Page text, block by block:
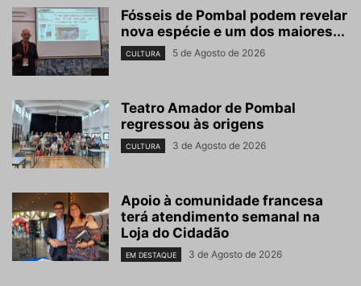
Fósseis de Pombal podem revelar
nova espécie e um dos maiores...
CULTURA 5 de Agosto de 2026
Teatro Amador de Pombal
regressou às origens
CULTURA 3 de Agosto de 2026
Apoio à comunidade francesa
terá atendimento semanal na
Loja do Cidadão
EM DESTAQUE 3 de Agosto de 2026